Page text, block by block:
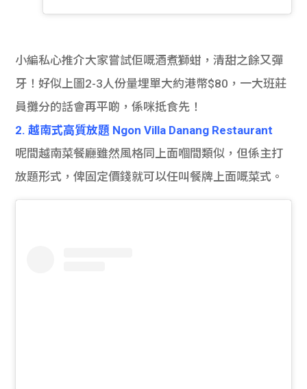
小編私心推介大家嘗試佢嘅酒煮獅蚶，清甜之餘又彈
牙！好似上圖2-3人份量埋單大約港幣$80，一大班莊
員攤分的話會再平啲，係咪抵食先！
2. 越南式高質放題 Ngon Villa Danang Restaurant
呢間越南菜餐廳雖然風格同上面嗰間類似，但係主打
放題形式，俾固定價錢就可以任叫餐牌上面嘅菜式。